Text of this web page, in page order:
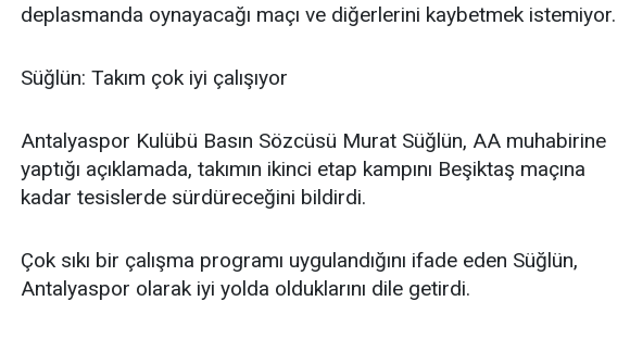
deplasmanda oynayacağı maçı ve diğerlerini kaybetmek istemiyor.
Süğlün: Takım çok iyi çalışıyor
Antalyaspor Kulübü Basın Sözcüsü Murat Süğlün, AA muhabirine
yaptığı açıklamada, takımın ikinci etap kampını Beşiktaş maçına
kadar tesislerde sürdüreceğini bildirdi.
Çok sıkı bir çalışma programı uygulandığını ifade eden Süğlün,
Antalyaspor olarak iyi yolda olduklarını dile getirdi.